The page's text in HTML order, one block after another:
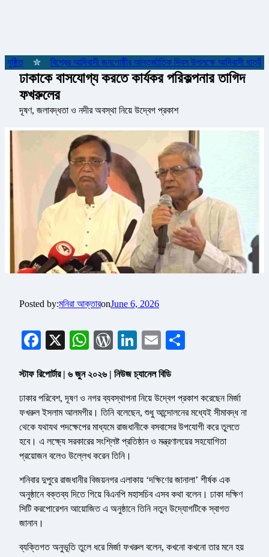
✮ বিশ্বের আদিবাসী জনগোষ্ঠীর আন্তর্জাতিক দিবস উপলক্ষে আদিবাসী
ঢাকাকে বাসযোগ্য করতে কার্যকর পরিকল্পনার তাগিদ
ফখরুলের
দূষণ, জলাবদ্ধতা ও নদীর অবস্থা নিয়ে উদ্বেগ প্রকাশ
Posted by:মনিরা আক্তারonJune 6, 2026
Facebook
X WhatsApp
WordPress
LinkedIn
Email
স্টাফ রিপোর্টার | ৬ জুন ২০২৬ | নিউজ চ্যানেল বিডি
ঢাকার পরিবেশ, দূষণ ও নগর ব্যবস্থাপনা নিয়ে উদ্বেগ প্রকাশ করেছেন মির্জা
ফখরুল ইসলাম আলমগীর। তিনি বলেছেন, শুধু আন্দোলনের মধ্যেই সীমাবদ্ধ না
থেকে যথাযথ পদক্ষেপের মাধ্যমে রাজধানীকে বসবাসের উপযোগী করে তুলতে
হবে। এ লক্ষ্যে সরকারের সংশ্লিষ্ট প্রতিষ্ঠান ও মন্ত্রণালয়ের সহযোগিতা
প্রয়োজন বলেও উল্লেখ করেন তিনি।
শনিবার দুপুরে রাজধানীর বিজয়নগর এলাকায় ‘দক্ষিণের জানালা’ শীর্ষক এক
অনুষ্ঠানে বক্তব্য দিতে গিয়ে বিএনপি মহাসচিব এসব কথা বলেন। ঢাকা দক্ষিণ
সিটি করপোরেশন আয়োজিত এ অনুষ্ঠানে তিনি নতুন উদ্যোগটিকে স্বাগত
জানান।
ব্যক্তিগত অনুভূতি তুলে ধরে মির্জা ফখরুল বলেন, কখনো কখনো তার মনে হয়